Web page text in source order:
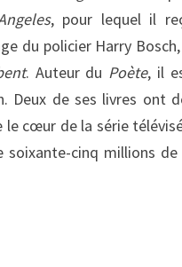
, pour lequel il
du policier Harry
. Auteur du Poète, il
Deux de ses livres ont
le cœur de la série
soixante-cinq millions